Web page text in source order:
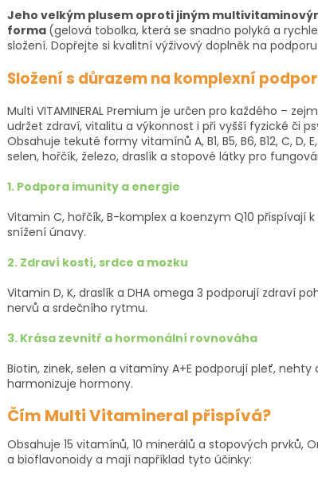
Jeho velkým plusem oproti jiným
forma (gelová tobolka, která se snadno polyká a
složení. Dopřejte si kvalitní výživový doplněk na
Složení s důrazem na komplexní
Multi VITAMINERAL Premium je určen pro každého –
udržet zdraví, vitalitu a výkonnost i při vyšší fyzické či
Obsahuje tekuté formy vitamínů A, B1, B5, B6, B12, C, D,
selen, hořčík, železo, draslík a stopové látky pro
1. Podpora imunity a energie
Vitamin C, hořčík, B-komplex a koenzym Q10 přispívají
snížení únavy.
2. Zdraví kostí, srdce a mozku
Vitamin D, K, draslík a DHA omega 3 podporují zdraví
nervů a srdečního rytmu.
3. Krása zevnitř a hormonální rovnováha
Biotin, zinek, selen a vitamíny A+E podporují pleť, nehty
harmonizuje hormony.
Čím Multi Vitamineral přispívá?
Obsahuje 15 vitamínů, 10 minerálů a stopových prvků,
a bioflavonoidy a mají například tyto účinky: